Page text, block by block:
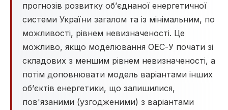
прогнозів розвитку об’єднаної енергетичної
системи України загалом та із мінімальним, по
можливості, рівнем невизначеності. Це
можливо, якщо моделювання ОЕС-У почати зі
складових з меншим рівнем невизначеності, а
потім доповнювати модель варіантами інших
об’єктів енергетики, що залишилися,
пов'язаними (узгодженими) з варіантами